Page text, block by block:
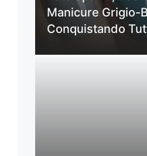
Manicure Grigio-
Conquistando